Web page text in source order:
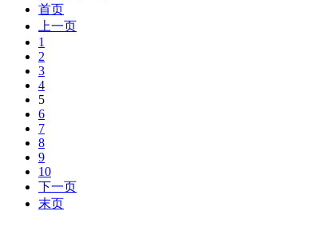
首页
上一页
1
2
3
4
5
6
7
8
9
10
下一页
末页